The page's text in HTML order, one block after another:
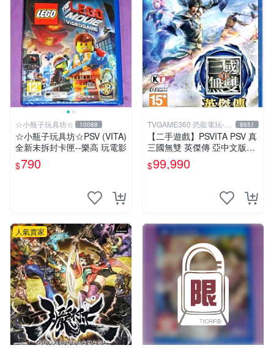
☆小瓶子玩具坊☆ 10088
☆小瓶子玩具坊☆PSV (VITA)
全新未拆封卡匣--樂高 玩電影
$790
TVGAME360 恐龍電玩-台
中店
8651
【二手遊戲】PSVITA PSV 真
三國無雙 英傑傳 亞中文版
【台中恐龍電玩】
$99,990
人氣賣家